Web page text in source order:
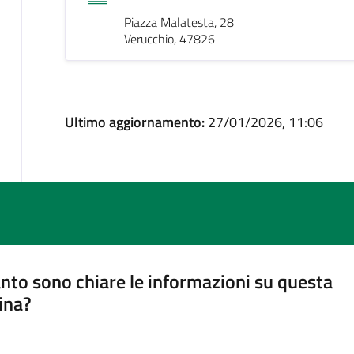
Piazza Malatesta, 28
Verucchio, 47826
Ultimo aggiornamento:27/01/2026, 11:06
sono chiare le informazioni su questa